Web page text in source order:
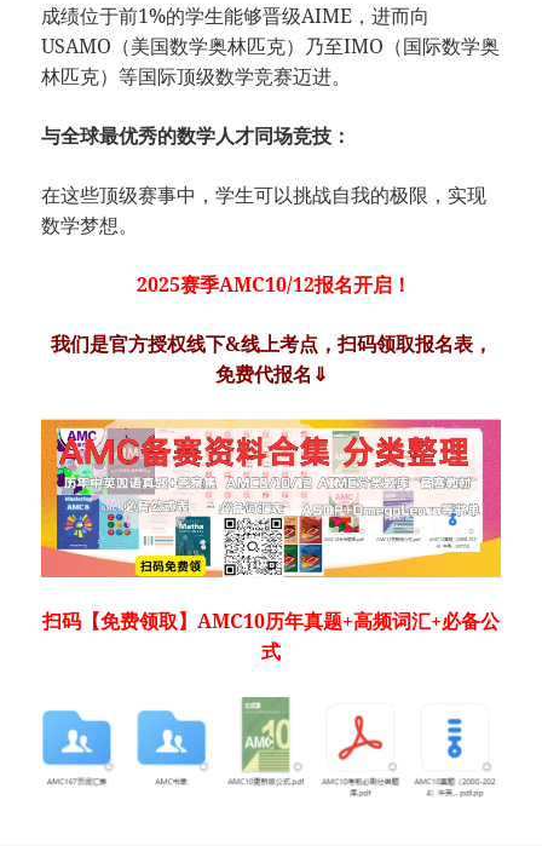
成绩位于前1%的学生能够晋级AIME，进而向
USAMO（美国数学奥林匹克）乃至IMO（国际数学奥
林匹克）等国际顶级数学竞赛迈进。
与全球最优秀的数学人才同场竞技：
在这些顶级赛事中，学生可以挑战自我的极限，实现
数学梦想。
2025赛季AMC10/12报名开启！
我们是官方授权线下&线上考点，扫码领取报名表，
免费代报名⇓
扫码 【免费领取】AMC10历年真题+高频词汇+必备公
式